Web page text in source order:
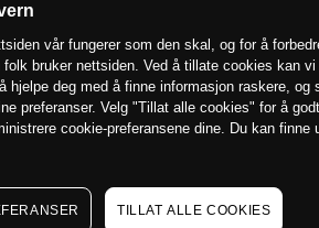
vår fungerer som den skal, og for å
bruker nettsiden. Ved å tillate cookies kan vi
hjelpe deg med å finne informasjon raskere, og
preferanser. Velg "Tillat alle cookies" for å
cookie-preferansene dine. Du kan finne
TILLAT ALLE COOKIES